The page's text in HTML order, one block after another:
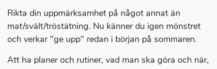
Rikta din uppmärksamhet på något annat än
mat/svält/tröstätning. Nu känner du igen mönstret
och verkar "ge upp" redan i början på sommaren.
Att ha planer och rutiner, vad man ska göra och när,